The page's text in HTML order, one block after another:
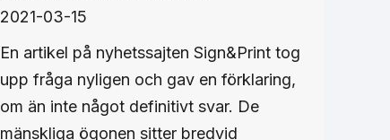
2021-03-15
En artikel på nyhetssajten Sign&Print tog
upp fråga nyligen och gav en förklaring,
om än inte något definitivt svar. De
mänskliga ögonen sitter bredvid